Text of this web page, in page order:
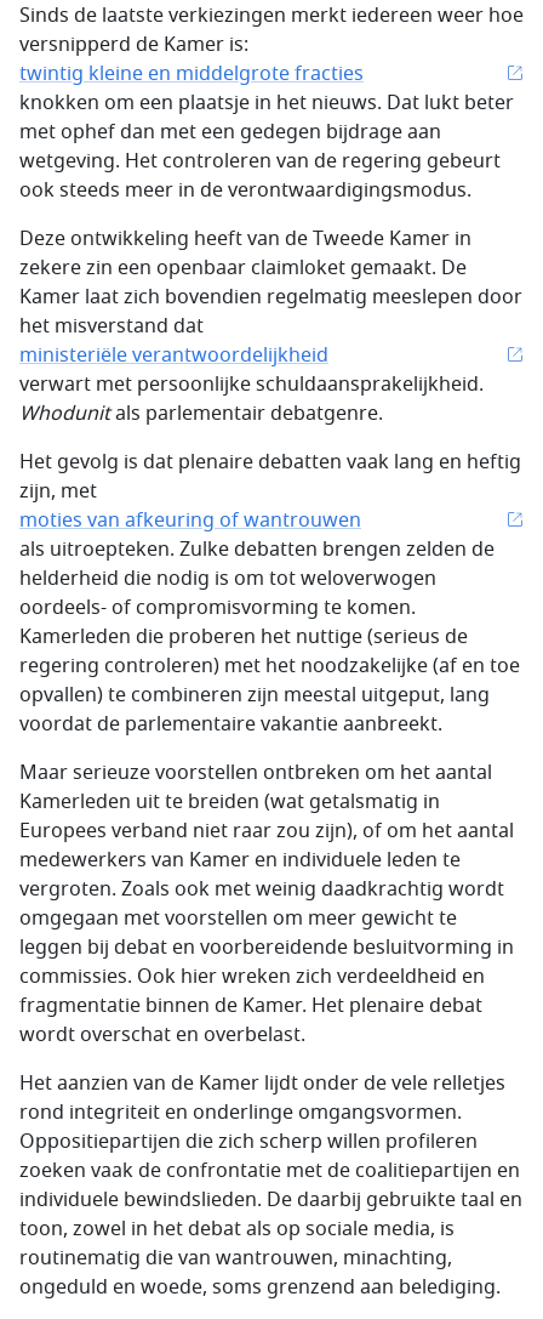
Sinds de laatste verkiezingen merkt iedereen weer hoe
versnipperd de Kamer is:
twintig kleine en middelgrote fracties
knokken om een plaatsje in het nieuws. Dat lukt beter
met ophef dan met een gedegen bijdrage aan
wetgeving. Het controleren van de regering gebeurt
ook steeds meer in de verontwaardigingsmodus.
Deze ontwikkeling heeft van de Tweede Kamer in
zekere zin een openbaar claimloket gemaakt. De
Kamer laat zich bovendien regelmatig meeslepen door
het misverstand dat
ministeriële verantwoordelijkheid
verwart met persoonlijke schuldaansprakelijkheid.
Whodunitals parlementair debatgenre.
Het gevolg is dat plenaire debatten vaak lang en heftig
zijn, met
moties van afkeuring of wantrouwen
als uitroepteken. Zulke debatten brengen zelden de
helderheid die nodig is om tot weloverwogen
oordeels- of compromisvorming te komen.
Kamerleden die proberen het nuttige (serieus de
regering controleren) met het noodzakelijke (af en toe
opvallen) te combineren zijn meestal uitgeput, lang
voordat de parlementaire vakantie aanbreekt.
Maar serieuze voorstellen ontbreken om het aantal
Kamerleden uit te breiden (wat getalsmatig in
Europees verband niet raar zou zijn), of om het aantal
medewerkers van Kamer en individuele leden te
vergroten. Zoals ook met weinig daadkrachtig wordt
omgegaan met voorstellen om meer gewicht te
leggen bij debat en voorbereidende besluitvorming in
commissies. Ook hier wreken zich verdeeldheid en
fragmentatie binnen de Kamer. Het plenaire debat
wordt overschat en overbelast.
Het aanzien van de Kamer lijdt onder de vele relletjes
rond integriteit en onderlinge omgangsvormen.
Oppositiepartijen die zich scherp willen profileren
zoeken vaak de confrontatie met de coalitiepartijen en
individuele bewindslieden. De daarbij gebruikte taal en
toon, zowel in het debat als op sociale media, is
routinematig die van wantrouwen, minachting,
ongeduld en woede, soms grenzend aan belediging.